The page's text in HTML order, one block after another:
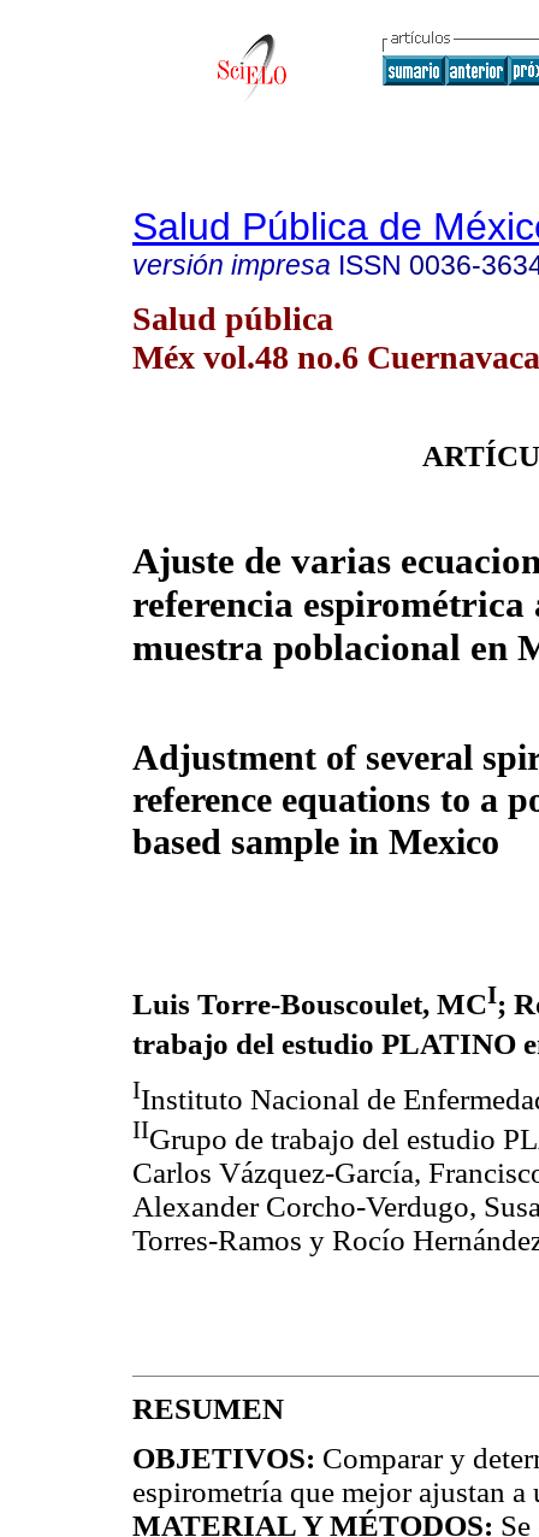
Salud Pública de
versión impresa ISSN 0036-
Salud pública
Méx vol.48 no.6
Ajuste de varias
referencia espirométrica
muestra poblacional en
Adjustment of several
reference equations to a
based sample in Mexico
Luis Torre-Bouscoulet, MCI;
trabajo del estudio PLATINO
IInstituto Nacional de
IIGrupo de trabajo del estudio
Carlos Vázquez-García,
Alexander Corcho-Verdugo,
Torres-Ramos y Rocío
RESUMEN
OBJETIVOS: Comparar y
espirometría que mejor ajustan
MATERIAL Y MÉTODOS: